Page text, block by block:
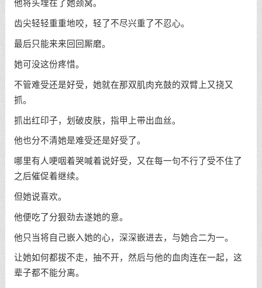
他将头埋在了她颈窝。
齿尖轻轻重重地咬，轻了不尽兴重了不忍心。
最后只能来来回回厮磨。
她可没这份疼惜。
不管难受还是好受，她就在那双肌肉充鼓的双臂上又挠又
抓。
抓出红印子，划破皮肤，指甲上带出血丝。
他也分不清她是难受还是好受了。
哪里有人哽咽着哭喊着说好受，又在每一句不行了受不住了
之后催促着继续。
但她说喜欢。
他便吃了分狠劲去遂她的意。
他只当将自己嵌入她的心，深深嵌进去，与她合二为一。
让她如何都拔不走，抽不开，然后与他的血肉连在一起，这
辈子都不能分离。